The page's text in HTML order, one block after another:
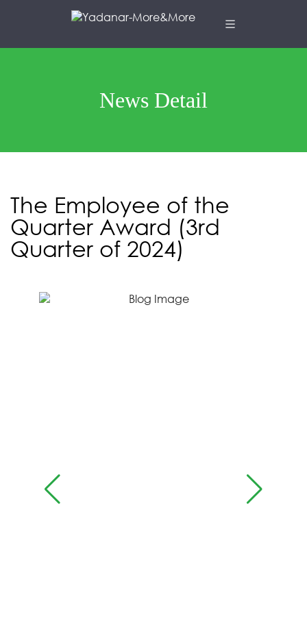
News Detail
The Employee of the
Quarter Award (3rd
Quarter of 2024)